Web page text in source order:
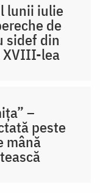
lunii iulie
de
sidef din
XVIII-lea
–
peste
mână